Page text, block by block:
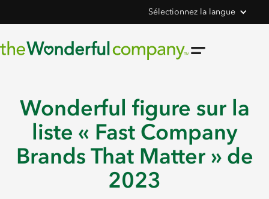
Sélectionnez la langue
Wonderful figure sur la
liste « Fast Company
Brands That Matter » de
2023